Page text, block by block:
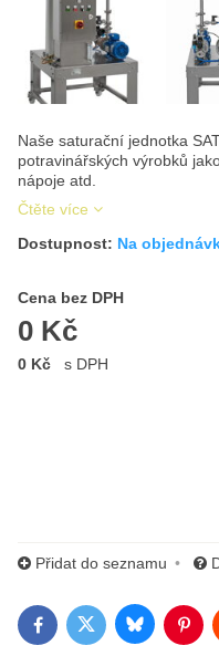
Naše saturační jednotka
potravinářských výrobků
nápoje atd.
Čtěte více
Dostupnost: Na
Cena bez DPH
0 Kč
Cena s DPH
0 Kč s DPH
Přidat do seznamu
FacebookTwitterBluesky